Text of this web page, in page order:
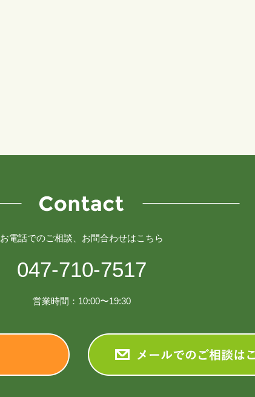
お電話でのご相談、お問合わせはこちら
047-710-7517
営業時間：10:00〜19:30